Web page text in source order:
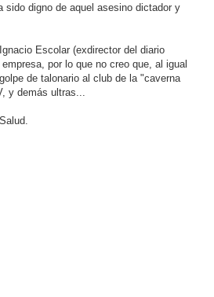
digno de aquel asesino dictador y
Escolar (exdirector del diario
por lo que no creo que, al igual
de talonario al club de la "caverna
y demás ultras...